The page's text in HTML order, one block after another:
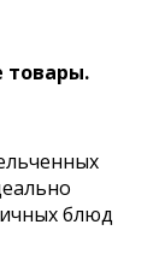
товары.
блюд